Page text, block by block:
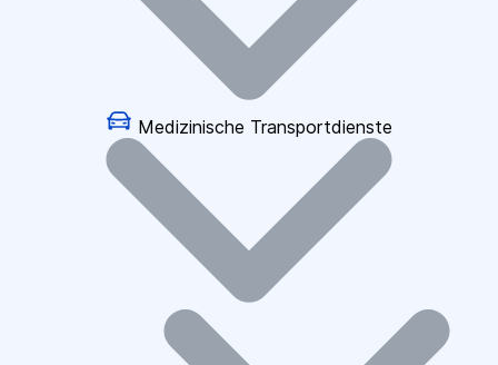
Medizinische Transportdienste